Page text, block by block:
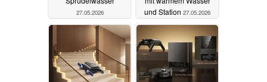
27.05.2026
und Station 27.05.2026